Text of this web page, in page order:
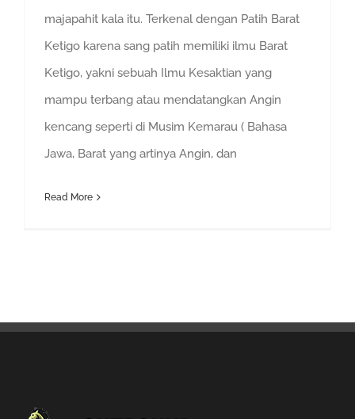
majapahit kala itu. Terkenal dengan Patih Barat
Ketigo karena sang patih memiliki ilmu Barat
Ketigo, yakni sebuah Ilmu Kesaktian yang
mampu terbang atau mendatangkan Angin
kencang seperti di Musim Kemarau ( Bahasa
Jawa, Barat yang artinya Angin, dan
Read More